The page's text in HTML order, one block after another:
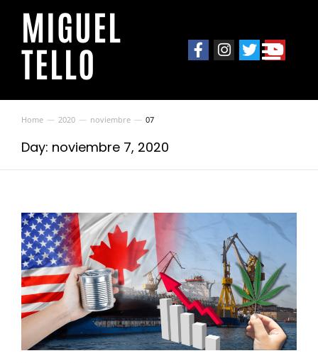
MIGUEL
TELLO
You are here:
Home 2020 noviembre 07
Day: noviembre 7, 2020